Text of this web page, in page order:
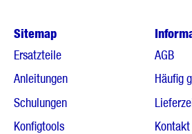
Sitemap
Ersatzteile
Anleitungen
Schulungen
Konfigtools
AGB
Häufig
Kontakt